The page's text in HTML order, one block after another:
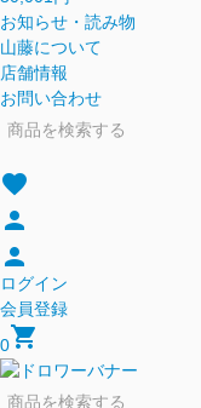
お知らせ・読み物
山藤について
店舗情報
お問い合わせ
favorite
person
person
ログイン
会員登録
0shopping_cart